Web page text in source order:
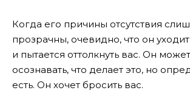
Когда его причины отсутствия
прозрачны, очевидно, что он
и пытается оттолкнуть вас. Он
осознавать, что делает это, но
есть. Он хочет бросить вас.